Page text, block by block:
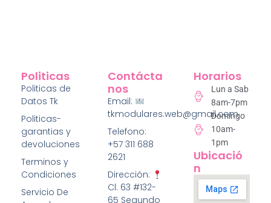
Politicas
Politicas de
Datos Tk
Politicas-
garantias y
devoluciones
Terminos y
Condiciones
Servicio De
Contácta
Nos
Email:
tkmodulares.web@gmail.com
Telefono:
+57 311 688
2621
Dirección:
Cl. 63 #132-
65 Segundo
Horarios
Lun a Sab
8am-7pm
Domingo
10am-
1pm
Ubicació
N